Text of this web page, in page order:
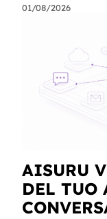
chiunque abbia
quanto costa
serve perché un
far west privato.
esempi per ogni
01/08/2026
AISURU
DEL TUO